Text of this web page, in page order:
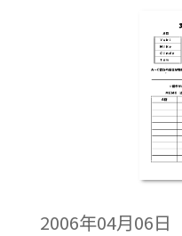
聞かれた場合は必
しておく。チェッ
らいが適当なので
２個位に設定して
ｓで答えたものに
ンゴを作らせる。
ゴができなくても
ンゴ１つにつき２
んどの生徒がポイ
2006年04月06日